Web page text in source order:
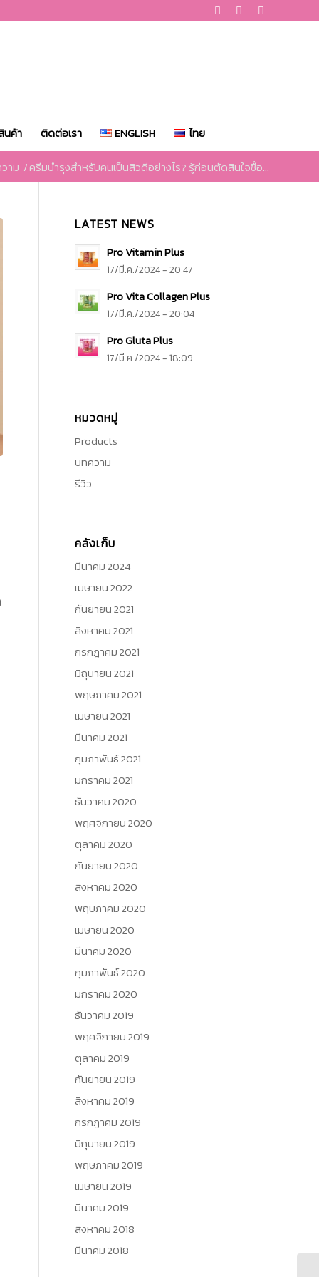
นค้า ติดต่อเรา ENGLISH ไทย
าม /ครีมบํารุงสําหรับคนเป็นสิวดีอย่างไร? รู้ก่อนตัดสินใจซื้อ...
LATEST NEWS
Pro Vitamin Plus
17/มี.ค./2024 - 20:47
Pro Vita Collagen Plus
17/มี.ค./2024 - 20:04
Pro Gluta Plus
17/มี.ค./2024 - 18:09
หมวดหมู่
Products
บทความ
รีวิว
คลังเก็บ
มีนาคม 2024
เมษายน 2022
กันยายน 2021
สิงหาคม 2021
กรกฎาคม 2021
มิถุนายน 2021
พฤษภาคม 2021
เมษายน 2021
มีนาคม 2021
กุมภาพันธ์ 2021
มกราคม 2021
ธันวาคม 2020
พฤศจิกายน 2020
ตุลาคม 2020
กันยายน 2020
สิงหาคม 2020
พฤษภาคม 2020
เมษายน 2020
มีนาคม 2020
กุมภาพันธ์ 2020
มกราคม 2020
ธันวาคม 2019
พฤศจิกายน 2019
ตุลาคม 2019
กันยายน 2019
สิงหาคม 2019
กรกฎาคม 2019
มิถุนายน 2019
พฤษภาคม 2019
เมษายน 2019
มีนาคม 2019
สิงหาคม 2018
มีนาคม 2018